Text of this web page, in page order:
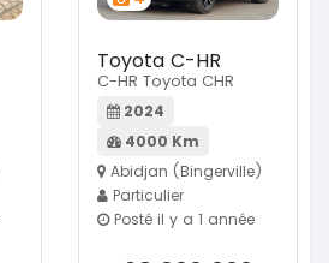
Toyota C-HR
C-HR Toyota CHR
2024
4000 Km
Abidjan (Bingerville)
Particulier
Posté il y a 1 année